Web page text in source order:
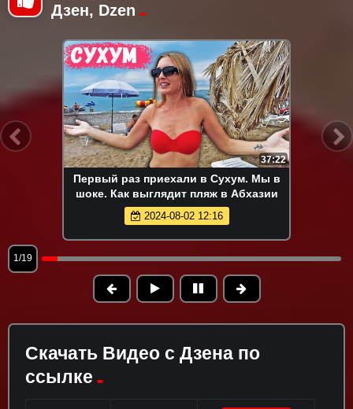
Дзен, Dzen
37:22
Первый раз приехали в Сухум. Мы в
шоке. Как выглядит пляж в Абхазии
2024-08-02 12:16
1/19
Скачать Видео с Дзена по
ссылке